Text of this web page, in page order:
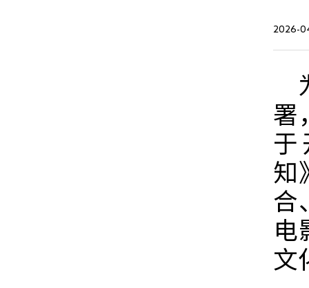
2026-
署
于
知
合
电
文